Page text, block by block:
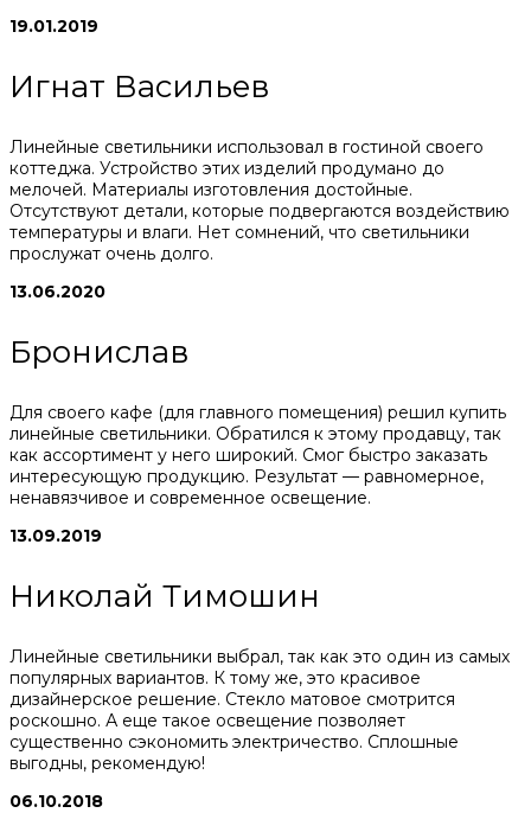
19.01.2019
Игнат Васильев
Линейные светильники использовал в гостиной своего
коттеджа. Устройство этих изделий продумано до
мелочей. Материалы изготовления достойные.
Отсутствуют детали, которые подвергаются воздействию
температуры и влаги. Нет сомнений, что светильники
прослужат очень долго.
13.06.2020
Бронислав
Для своего кафе (для главного помещения) решил купить
линейные светильники. Обратился к этому продавцу, так
как ассортимент у него широкий. Смог быстро заказать
интересующую продукцию. Результат — равномерное,
ненавязчивое и современное освещение.
13.09.2019
Николай Тимошин
Линейные светильники выбрал, так как это один из самых
популярных вариантов. К тому же, это красивое
дизайнерское решение. Стекло матовое смотрится
роскошно. А еще такое освещение позволяет
существенно сэкономить электричество. Сплошные
выгодны, рекомендую!
06.10.2018